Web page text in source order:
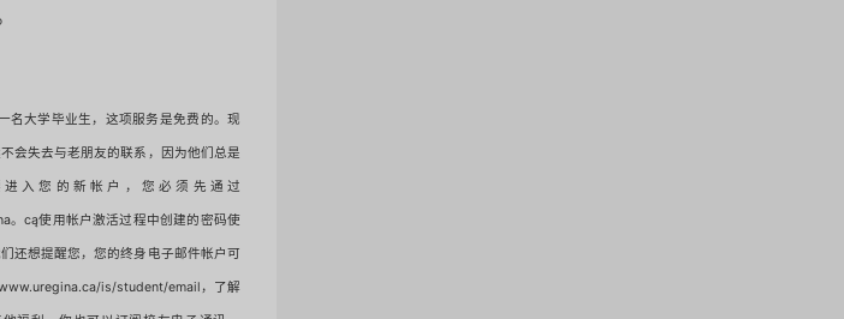
名大学毕业生，这项服务是免费的。现
会失去与老朋友的联系，因为他们总是
入您的新帐户，您必须先通过
。cą使用帐户激活过程中创建的密码使
还想提醒您，您的终身电子邮件帐户可
is/student/email，了解